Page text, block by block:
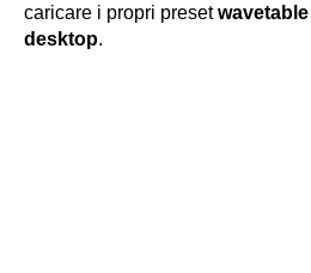
caricare i propri presetwavetable
desktop.